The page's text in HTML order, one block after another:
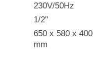
230V/50Hz
1/2"
650 x 580 x 400
mm